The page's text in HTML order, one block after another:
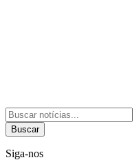
Buscar
Siga-nos